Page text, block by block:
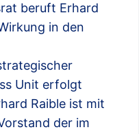
beruft Erhard
in den
Unit erfolgt
Raible ist mit
der im